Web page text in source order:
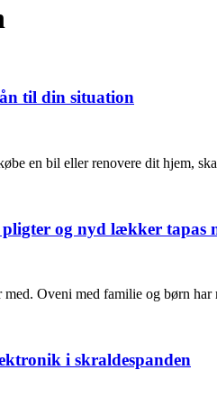
til din situation
en bil eller renovere dit hjem,
og nyd lækker tapas
Oveni med familie og børn
i skraldespanden